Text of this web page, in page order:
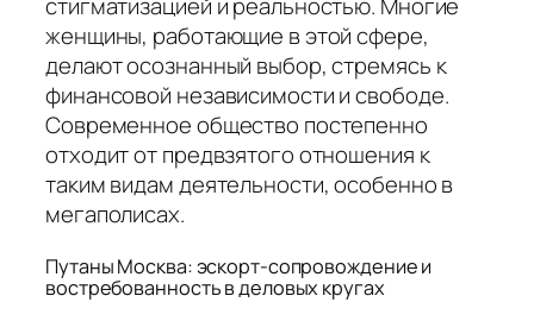
стигматизацией и реальностью. Многие
женщины, работающие в этой сфере,
делают осознанный выбор, стремясь к
финансовой независимости и свободе.
Современное общество постепенно
отходит от предвзятого отношения к
таким видам деятельности, особенно в
мегаполисах.
Путаны Москва: эскорт-сопровождение и
востребованность в деловых кругах